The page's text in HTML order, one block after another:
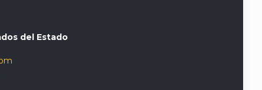
del Estado